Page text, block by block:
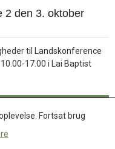
2 den 3. oktober
til Landskonference
17.00 i Lai Baptist
Fortsat brug